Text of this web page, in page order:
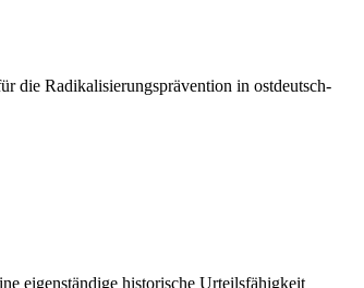
die Radikalisierungsprävention in ostdeutsch-
eigenständige historische Urteilsfähigkeit